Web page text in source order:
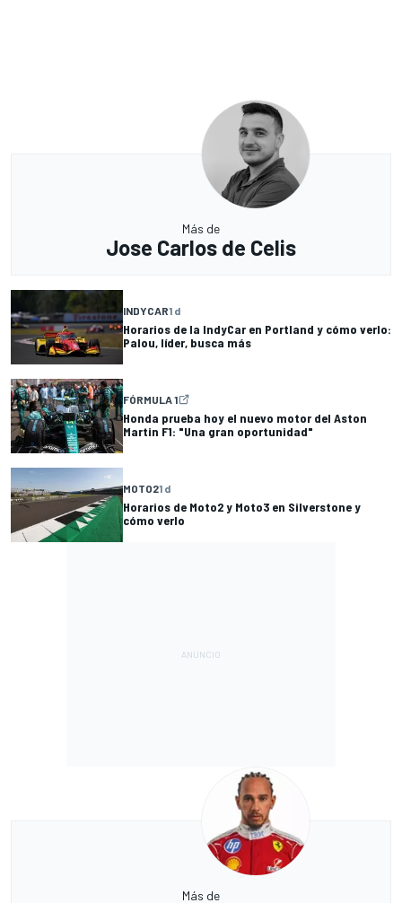
Más de
Jose Carlos de Celis
INDYCAR1 d
Horarios de la IndyCar en Portland y cómo verlo:
Palou, líder, busca más
FÓRMULA 1
Honda prueba hoy el nuevo motor del Aston
Martin F1: "Una gran oportunidad"
MOTO21 d
Horarios de Moto2 y Moto3 en Silverstone y
cómo verlo
Más de